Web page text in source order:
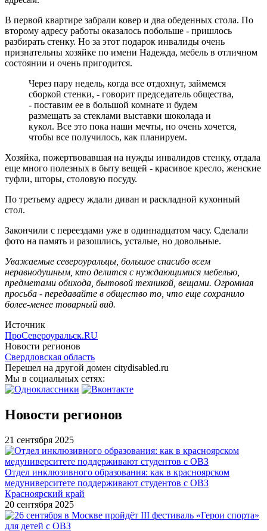
В первой квартире забрали ковер и два обеденных стола. По
второму адресу работы оказалось побольше - пришлось
разбирать стенку. Но за этот подарок инвалиды очень
признательны хозяйке по имени Надежда, мебель в отличном
состоянии и очень пригодится.
Через пару недель, когда все отдохнут, займемся
сборкой стенки, - говорит председатель общества,
- поставим ее в большой комнате и будем
размещать за стеклами выставки шоколада и
кукол. Все это пока наши мечты, но очень хочется,
чтобы все получилось, как планируем.
Хозяйка, пожертвовавшая на нужды инвалидов стенку, отдала
еще много полезных в быту вещей - красивое кресло, женские
туфли, шторы, столовую посуду.
По третьему адресу ждали диван и раскладной кухонный
стол.
Закончили с переездами уже в одиннадцатом часу. Сделали
фото на память и разошлись, усталые, но довольные.
Уважаемые североуральцы, большое спасибо всем
неравнодушным, кто делится с нуждающимися мебелью,
предметами обихода, бытовой техникой, вещами. Огромная
просьба - передавайте в общество то, что еще сохранило
более-менее товарный вид.
Источник
ПроСевероуральск.RU
Новости регионов
Свердловская область
Перешел на другой домен citydisabled.ru
Мы в социальных сетях:
Новости регионов
21 сентября 2025
Отдел инклюзивного образования: как в красноярском
медуниверситете поддерживают студентов с ОВЗ
Красноярский край
20 сентября 2025